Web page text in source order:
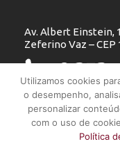
Av. Albert Einstein,
Zeferino Vaz – CEP
19
Utilizamos cookies
o desempenho,
personalizar
com o uso de
Política